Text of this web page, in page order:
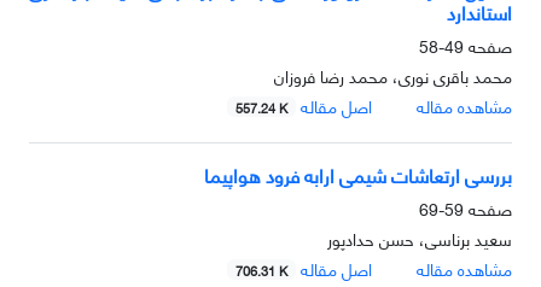
استاندارد
صفحه49-58
محمد باقری نوری، محمد رضا فروزان
مشاهده مقاله
اصل مقاله 557.24 K
بررسی ارتعاشات شیمی ارابه‌ فرود هواپیما
صفحه59-69
سعید برناسی، حسن حداد‌پور
مشاهده مقاله
اصل مقاله 706.31 K